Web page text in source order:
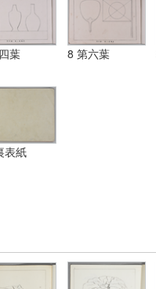
葉 8 第六葉
表紙